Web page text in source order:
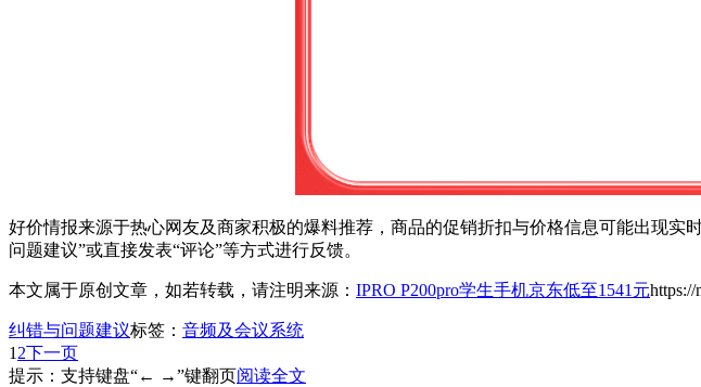
好价情报来源于热心网友及商家积极的爆料推荐，商品的促销折扣与价格信息可能出现
问题建议”或直接发表“评论”等方式进行反馈。
本文属于原创文章，如若转载，请注明来源： IPRO P200pro学生手机京东低至1541元https://
纠错与问题建议标签： 音频及会议系统
1 2下一页
提示：支持键盘“← →”键翻页阅读全文